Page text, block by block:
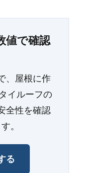
値で確認
、屋根に作
イルーフの
全性を確認
。
る